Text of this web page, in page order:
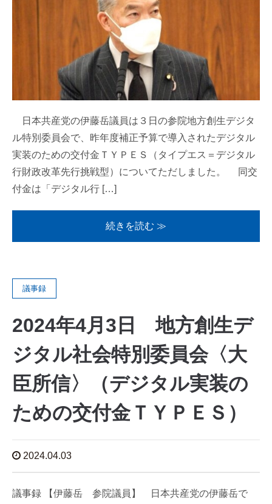
日本共産党の伊藤岳議員は３日の参院地方創生デジタ
ル特別委員会で、昨年度補正予算で導入されたデジタル
実装のための交付金ＴＹＰＥＳ（タイプエス＝デジタル
行財政改革先行挑戦型）についてただしました。 同交
付金は「デジタル行 […]
続きを読む ≫
議事録
2024年4月3日 地方創生デ
ジタル社会特別委員会〈大
臣所信〉（デジタル実装の
ための交付金ＴＹＰＥＳ）
2024.04.03
議事録 【伊藤岳 参院議員】 日本共産党の伊藤岳で